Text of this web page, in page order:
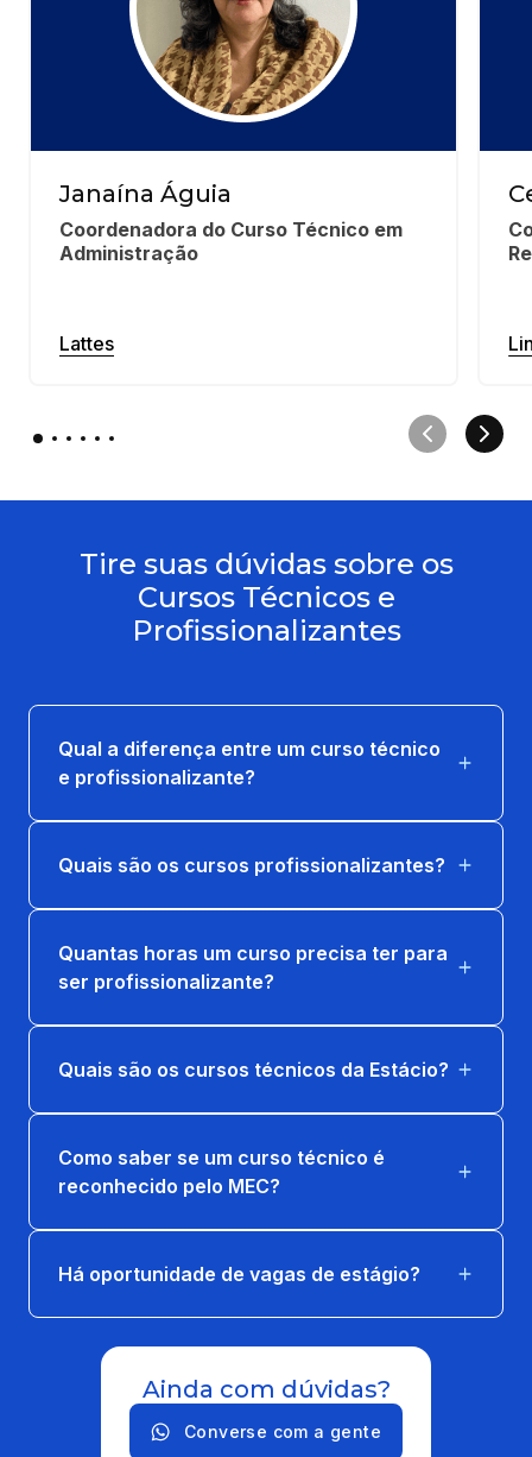
Janaína Águia
Coordenadora do Curso Técnico em
Administração
Lattes
Tire suas dúvidas sobre os
Cursos Técnicos e
Profissionalizantes
Qual a diferença entre um curso técnico
e profissionalizante?
Quais são os cursos profissionalizantes?
Quantas horas um curso precisa ter para
ser profissionalizante?
Quais são os cursos técnicos da Estácio?
Como saber se um curso técnico é
reconhecido pelo MEC?
Há oportunidade de vagas de estágio?
Ainda com dúvidas?
Converse com a gente